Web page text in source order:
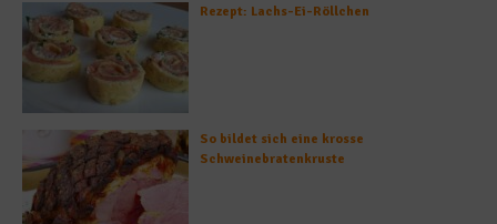
Rezept: Lachs-Ei-Röllchen
So bildet sich eine krosse
Schweinebratenkruste